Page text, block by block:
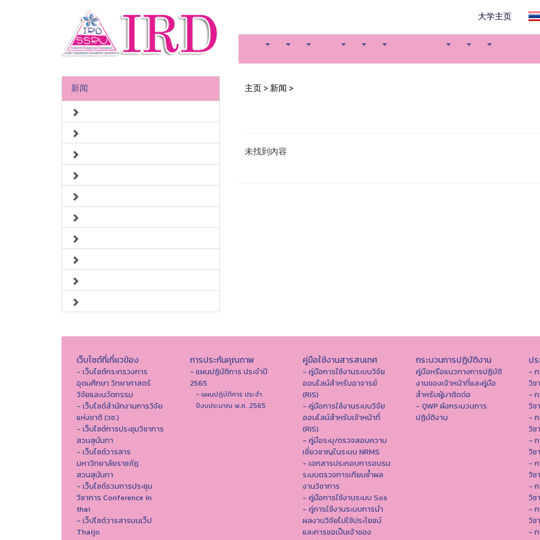
大学主页
新闻 主页>新闻 >
未找到內容
เว็บไซต์ที่เกี่ยวข้อง
- เว็บไซต์กระทรวงการ
อุดมศึกษา วิทยาศาสตร์
วิจัยและนวัตกรรม
- เว็บไซต์สำนักงานการวิจัย
แห่งชาติ (วช.)
- เว็บไซต์การประชุมวิชาการ
สวนสุนันทา
- เว็บไซต์วารสาร
มหาวิทยาลัยราชภัฏ
สวนสุนันทา
- เว็บไซต์รวมการประชุม
วิชาการ Conference in
thai
- เว็ปไซต์วารสารบนเว็ป
Thaijo
การประกันคุณภาพ
- แผนปฏิบัติการ ประจำปี
2565
- แผนปฏิบัติการ ประจำ
ปีงบประมาณ พ.ศ. 2565
คู่มือใช้งานสารสนเทศ
- คู่มือการใช้งานระบบวิจัย
ออนไลน์สำหรับอาจารย์
(RIS)
- คู่มือการใช้งานระบบวิจัย
ออนไลน์สำหรับเจ้าหน้าที่
(RIS)
- คู่มือระบุ/ตรวจสอบความ
เชี่ยวชาญในระบบ NRMS
- เอกสารประกอบการอบรม
ระบบตรวจการเทียบซ้ำผล
งานวิชาการ
- คู่มือการใช้งานระบบ Sos
- คู่การใช้งานระบบการนำ
ผลงานวิจัยไปใช้ประโยชน์
และการขอเป็นเจ้าของ
กระบวนการปฏิบัติงาน
คู่มือหรือแนวทางการปฏิบัติ
งานของเจ้าหน้าที่และคู่มือ
สำหรับผู้มาติดต่อ
- QWP ผังกระบวนการ
ปฏิบัติงาน
ป
-
วิช
-
วิช
-
วิช
-
วิช
-
วิช
-
วิช
-
วิช
-